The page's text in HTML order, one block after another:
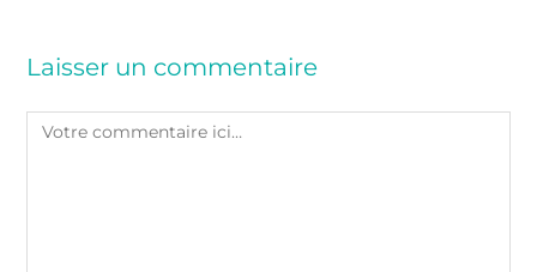
Laisser un commentaire